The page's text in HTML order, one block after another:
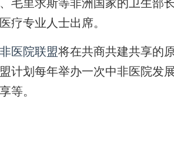
毛里求斯等非洲国家的卫生部
疗专业人士出席。
医院联盟将在共商共建共享的
计划每年举办一次中非医院发
等。